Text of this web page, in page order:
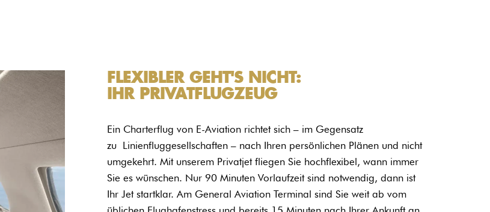
FLEXIBLER GEHT'S NICHT:
IHR PRIVATFLUGZEUG
Ein Charterflug von E-Aviation richtet sich – im Gegensatz
zu Linienfluggesellschaften – nach Ihren persönlichen Plänen und nicht
umgekehrt. Mit unserem Privatjet fliegen Sie hochflexibel, wann immer
Sie es wünschen. Nur 90 Minuten Vorlaufzeit sind notwendig, dann ist
Ihr Jet startklar. Am General Aviation Terminal sind Sie weit ab vom